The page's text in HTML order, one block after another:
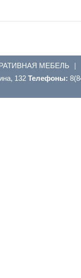
МЕБЕЛЬ |
132 Телефоны: